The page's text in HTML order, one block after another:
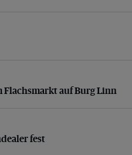
auf Burg Linn
Flachsmarkt auf Burg Linn
fest
fest